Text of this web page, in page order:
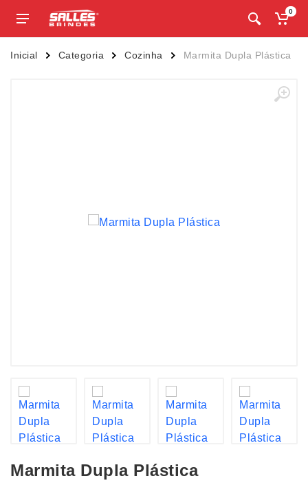
0
Inicial Categoria Cozinha Marmita Dupla Plástica
Marmita Dupla Plástica